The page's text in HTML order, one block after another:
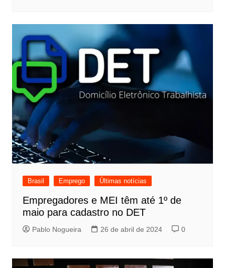
Brasil Emprego Últimas notícias
Empregadores e MEI têm até 1º de
maio para cadastro no DET
Pablo Nogueira 26 de abril de 2024 0